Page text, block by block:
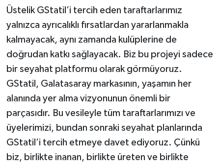
Üstelik GStatil’i tercih eden taraftarlarımız
yalnızca ayrıcalıklı fırsatlardan yararlanmakla
kalmayacak, aynı zamanda kulüplerine de
doğrudan katkı sağlayacak. Biz bu projeyi sadece
bir seyahat platformu olarak görmüyoruz.
GStatil, Galatasaray markasının, yaşamın her
alanında yer alma vizyonunun önemli bir
parçasıdır. Bu vesileyle tüm taraftarlarımızı ve
üyelerimizi, bundan sonraki seyahat planlarında
GStatil’i tercih etmeye davet ediyoruz. Çünkü
biz, birlikte inanan, birlikte üreten ve birlikte